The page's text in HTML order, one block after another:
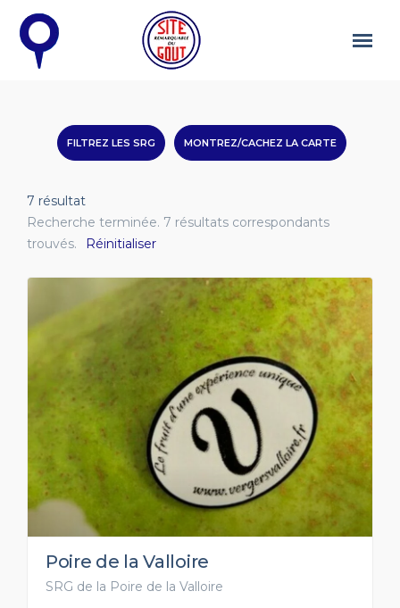
FILTREZ LES SRG MONTREZ/CACHEZ LA CARTE
7 résultat
Recherche terminée. 7 résultats correspondants
trouvés.
Réinitialiser
Poire de la Valloire
SRG de la Poire de la Valloire